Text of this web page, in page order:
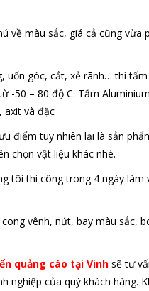
về màu sắc, giá cả cũng
uốn góc, cắt, xẻ rãnh… thì
50 – 80 độ C. Tấm
axit và đặc
điểm tuy nhiên lại là sản
chọn vật liệu khác nhé.
tôi thi công trong 4 ngày
vênh, nứt, bay màu sắc,
quảng cáo tại Vinh sẽ tư
nghiệp của quý khách hàng.